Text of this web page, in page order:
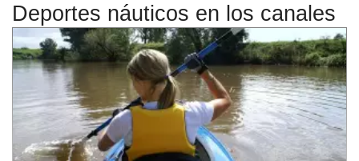
Deportes náuticos en los canales